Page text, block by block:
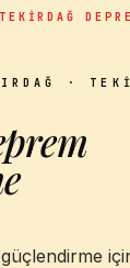
TEKIRDAĞ
·